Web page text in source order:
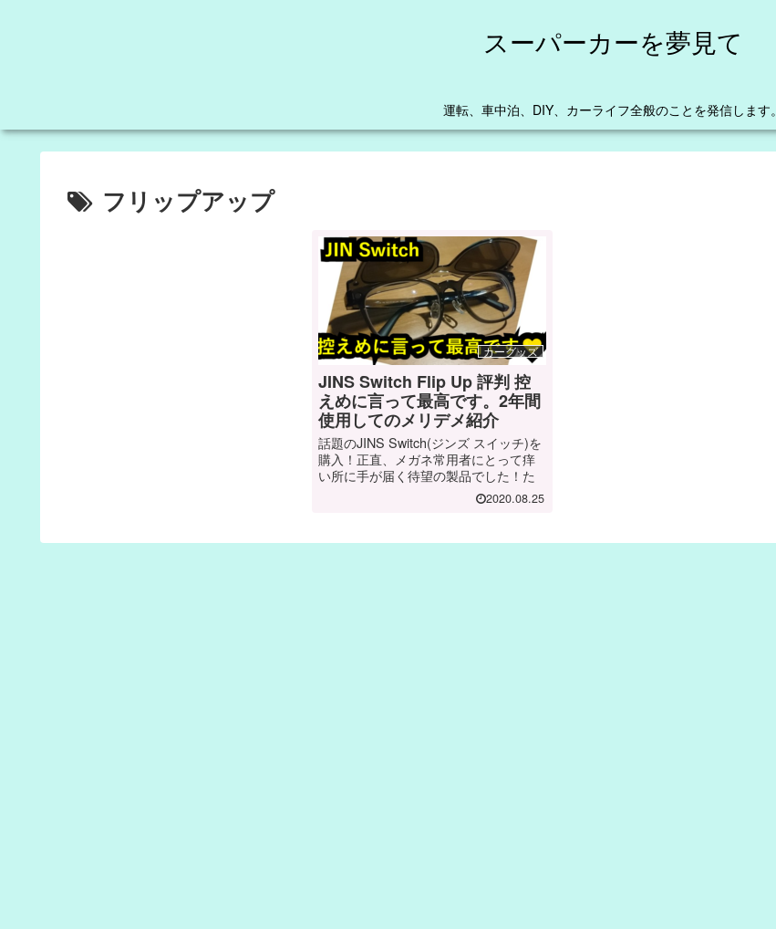
スーパーカーを夢見て
運転、車中泊、DIY、カーライフ全般のことを発信します。
フリップアップ
カーグッズ
JINS Switch Flip Up 評判 控
えめに言って最高です。2年間
使用してのメリデメ紹介
話題のJINS Switch(ジンズ スイッチ)を
購入！正直、メガネ常用者にとって痒
い所に手が届く待望の製品でした！た
だ、使用している間に、様々なメリッ
ト、デメリットが見えてきました。今
デメリットをご紹介します。
2020.08.25